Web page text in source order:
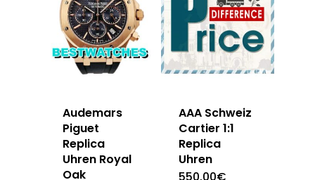
Audemars
Piguet
Replica
Uhren Royal
Oak
AAA Schweiz
Cartier 1:1
Replica
Uhren
550.00€